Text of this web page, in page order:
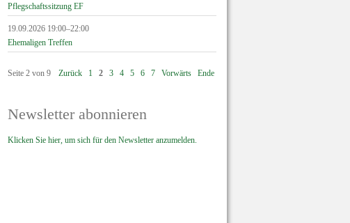
Pflegschaftssitzung EF
19.09.2026 19:00–22:00
Ehemaligen Treffen
Seite 2 von 9 Zurück 1 2 3 4 5 6 7 Vorwärts Ende
Newsletter abonnieren
Klicken Sie hier, um sich für den Newsletter anzumelden.